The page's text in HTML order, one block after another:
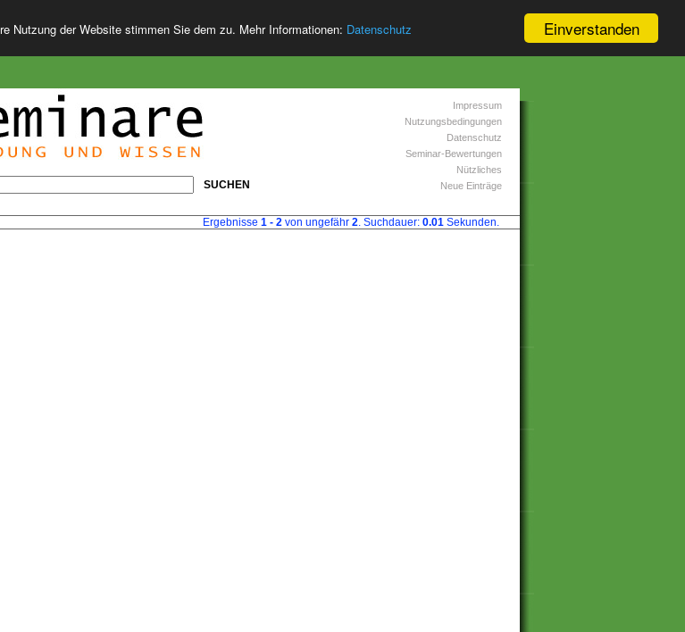
Einverstanden
Nutzung der Website stimmen Sie dem zu. Mehr Informationen: Datenschutz
SUCHEN
Impressum
Nutzungsbedingungen
Datenschutz
Seminar-Bewertungen
Nützliches
Neue Einträge
Ergebnisse 1 - 2 von ungefähr 2. Suchdauer: 0.01 Sekunden.